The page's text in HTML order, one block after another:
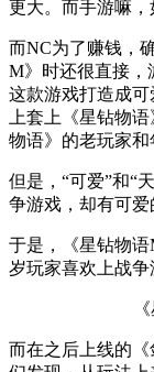
更大。而手游嘛，
而NC为了赚钱，
M》时还很直接，
这款游戏打造成可
上套上《星钻物
物语》的老玩家和
但是，“可爱”和“
争游戏，却有可爱
于是，《星钻物
岁玩家喜欢上战争
而在之后上线的